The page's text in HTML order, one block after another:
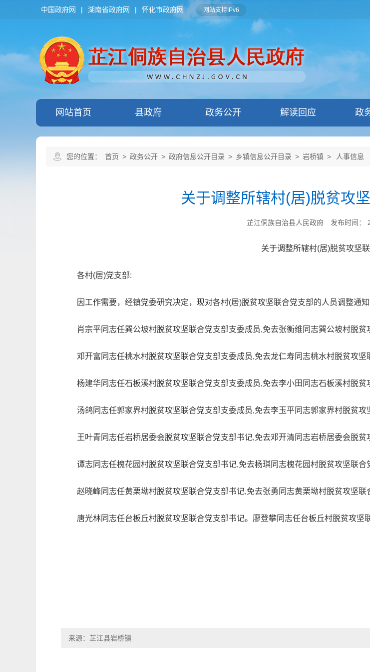
中国政府网 | 湖南省政府网 | 怀化市政府网 网站支持IPv6
网站首页 县政府 政务公开 解读回应 政
您的位置： 首页 > 政务公开 > 政府信息公开目录 > 乡镇信息公开目录 > 岩桥镇 > 人事信息
关于调整所辖村(居)脱贫攻
芷江侗族自治县人民政府 发布时间：
关于调整所辖村(居)脱贫攻坚
各村(居)党支部:
因工作需要，经镇党委研究决定，现对各村(居)脱贫攻坚联合党支部的人员调整通知
肖宗平同志任巽公坡村脱贫攻坚联合党支部支委成员,免去张衡维同志巽公坡村脱贫
邓开富同志任桃水村脱贫攻坚联合党支部支委成员,免去龙仁寿同志桃水村脱贫攻坚
杨建华同志任石板溪村脱贫攻坚联合党支部支委成员,免去李小田同志石板溪村脱贫
汤鸽同志任郭家界村脱贫攻坚联合党支部支委成员,免去李玉平同志郭家界村脱贫攻
王叶青同志任岩桥居委会脱贫攻坚联合党支部书记,免去邓开清同志岩桥居委会脱贫
谭志同志任槐花园村脱贫攻坚联合党支部书记,免去杨琪同志槐花园村脱贫攻坚联合
赵晓峰同志任黄栗坳村脱贫攻坚联合党支部书记,免去张勇同志黄栗坳村脱贫攻坚联
唐光林同志任台板丘村脱贫攻坚联合党支部书记。廖登攀同志任台板丘村脱贫攻坚
来源：芷江县岩桥镇